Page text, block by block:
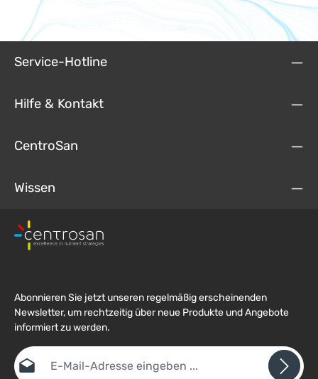
Service-Hotline
Hilfe & Kontakt
CentroSan
Wissen
Abonnieren Sie jetzt unseren regelmäßig erscheinenden
Newsletter, um rechtzeitig über neue Produkte und Angebote
informiert zu werden.
E-Mail-Adresse*